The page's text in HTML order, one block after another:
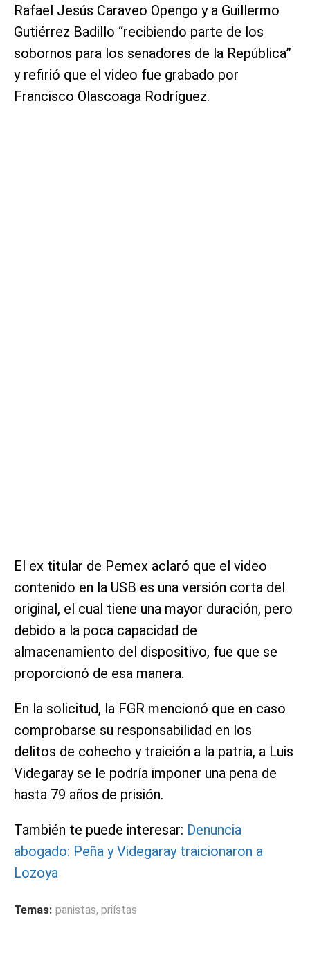
Rafael Jesús Caraveo Opengo y a Guillermo
Gutiérrez Badillo “recibiendo parte de los
sobornos para los senadores de la República”
y refirió que el video fue grabado por
Francisco Olascoaga Rodríguez.
El ex titular de Pemex aclaró que el video
contenido en la USB es una versión corta del
original, el cual tiene una mayor duración, pero
debido a la poca capacidad de
almacenamiento del dispositivo, fue que se
proporcionó de esa manera.
En la solicitud, la FGR mencionó que en caso
comprobarse su responsabilidad en los
delitos de cohecho y traición a la patria, a Luis
Videgaray se le podría imponer una pena de
hasta 79 años de prisión.
También te puede interesar: Denuncia
abogado: Peña y Videgaray traicionaron a
Lozoya
Temas: panistas, priístas